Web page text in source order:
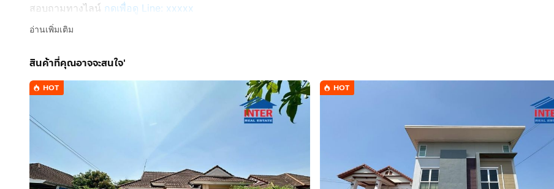
สอบถามทางไลน์ กดเพื่อดู Line: xxxxx
Line ID: @interhome
ขนาด 40.2 ตร.ว.
ที่ตั้ง : หมู่บ้านเอกกวิน 3 รังสิต - คลอง 2 ถ.รังสิต-นครนายก ธัญบุรี ปทุมธานี
รายละเอียด
ใกล้ศูนย์การค้า แหล่งร้านค้า ร้านอาหารมากมาย ใกล้ห้างโลตัส, บิ๊กซี
หมู่บ้านเอกกวิน 3 รังสิต - คลอง 2 (Baan E kawin 3 Rangsit - Klong 2 ) ขายบ้านเเฝด 2 ชั้น
อ่านเพิ่มเติม
สินค้าที่คุณอาจจะสนใจ'
HOT HOT